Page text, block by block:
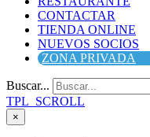
CONTACTAR
TIENDA ONLINE
NUEVOS SOCIOS
ZONA PRIVADA
Buscar...
TPL_SCROLL
×